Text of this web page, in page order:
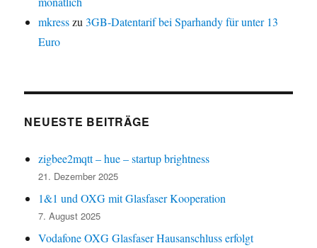
mkresszu3GB-Datentarif bei Sparhandy für unter 13
Euro
NEUESTE BEITRÄGE
zigbee2mqtt – hue – startup brightness
21. Dezember 2025
1&1 und OXG mit Glasfaser Kooperation
7. August 2025
Vodafone OXG Glasfaser Hausanschluss erfolgt